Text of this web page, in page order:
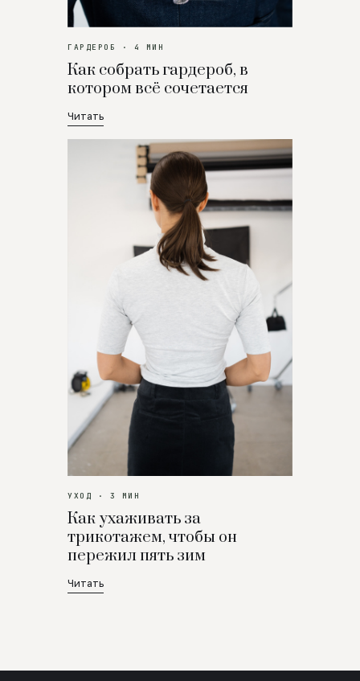
ГАРДЕРОБ · 4 МИН
Как собрать гардероб, в
котором всё сочетается
Читать
УХОД · 3 МИН
Как ухаживать за
трикотажем, чтобы он
пережил пять зим
Читать